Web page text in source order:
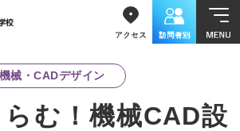
機械・CADデザイン
む！機械CAD設